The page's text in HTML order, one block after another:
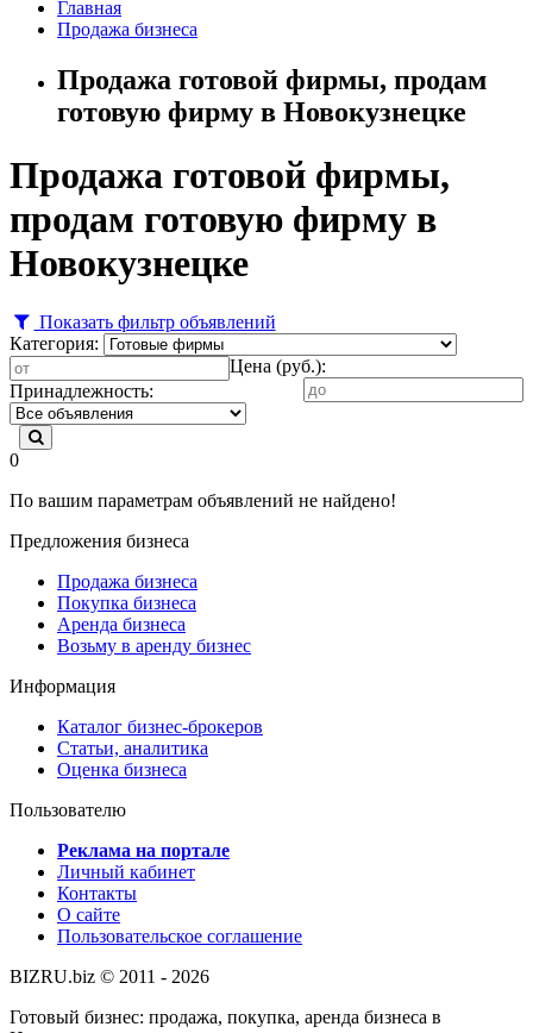
Главная
Продажа бизнеса
Продажа готовой фирмы, продам
готовую фирму в Новокузнецке
Продажа готовой фирмы,
продам готовую фирму в
Новокузнецке
Показать фильтр объявлений
Категория:
Цена (руб.):
Принадлежность:
0
По вашим параметрам объявлений не найдено!
Предложения бизнеса
Продажа бизнеса
Покупка бизнеса
Аренда бизнеса
Возьму в аренду бизнес
Информация
Каталог бизнес-брокеров
Статьи, аналитика
Оценка бизнеса
Пользователю
Реклама на портале
Личный кабинет
Контакты
О сайте
Пользовательское соглашение
BIZRU.biz © 2011 - 2026
Готовый бизнес: продажа, покупка, аренда бизнеса в